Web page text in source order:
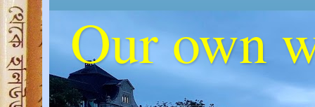
Our own